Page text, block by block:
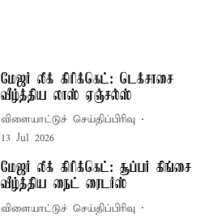
மேஜர் லீக் கிரிக்கெட்: டெக்சாசை
வீழ்த்திய லாஸ் ஏஞ்சல்ஸ்
விளையாட்டுச் செய்திப்பிரிவு
13 Jul 2026
மேஜர் லீக் கிரிக்கெட்: சூப்பர் கிங்சை
வீழ்த்திய நைட் ரைடர்ஸ்
விளையாட்டுச் செய்திப்பிரிவு